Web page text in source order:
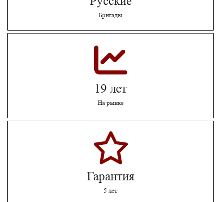
Бригады
19 лет
На рынке
Гарантия
5 лет